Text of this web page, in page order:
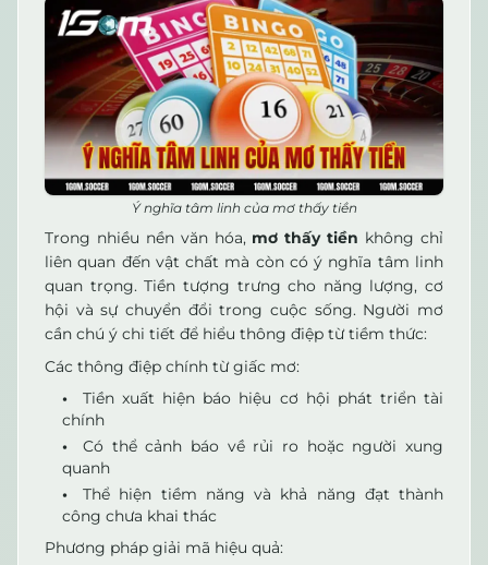
Ý nghĩa tâm linh của mơ thấy tiền
Trong nhiều nền văn hóa, mơ thấy tiền không chỉ
liên quan đến vật chất mà còn có ý nghĩa tâm linh
quan trọng. Tiền tượng trưng cho năng lượng, cơ
hội và sự chuyển đổi trong cuộc sống. Người mơ
cần chú ý chi tiết để hiểu thông điệp từ tiềm thức:
Các thông điệp chính từ giấc mơ:
Tiền xuất hiện báo hiệu cơ hội phát triển tài
chính
Có thể cảnh báo về rủi ro hoặc người xung
quanh
Thể hiện tiềm năng và khả năng đạt thành
công chưa khai thác
Phương pháp giải mã hiệu quả: